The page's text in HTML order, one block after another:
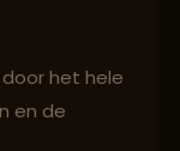
het hele
en de